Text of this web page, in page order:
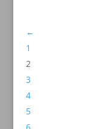
←
1
2
3
4
5
6